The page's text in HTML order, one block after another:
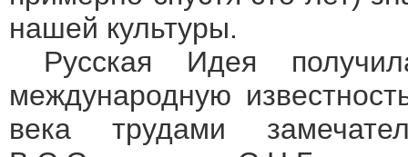
нашей культуры.
Русская Идея
международную
века трудами